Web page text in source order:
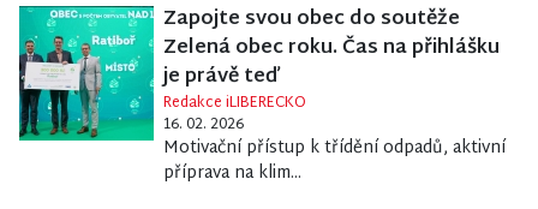
Zapojte svou obec do soutěže
Zelená obec roku. Čas na přihlášku
je právě teď
Redakce iLIBERECKO
16. 02. 2026
Motivační přístup k třídění odpadů, aktivní
příprava na klim...